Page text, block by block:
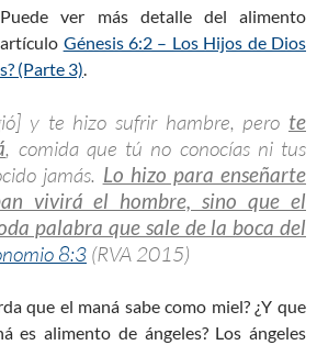
ver más detalle del alimento
Génesis 6:2 – Los Hijos de Dios
(Parte 3).
y te hizo sufrir hambre, pero te
, comida que tú no conocías ni tus
jamás. Lo hizo para enseñarte
vivirá el hombre, sino que el
palabra que sale de la boca del
8:3 (RVA 2015)
que el maná sabe como miel? ¿Y que
es alimento de ángeles? Los ángeles